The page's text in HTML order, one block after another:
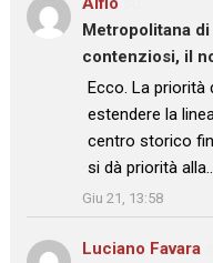
Metropolitana
contenziosi, il
: “Ecco. La priorità
estendere la
centro storico
si dà priorità
”
Giu 21, 13:58
Luciano Favara